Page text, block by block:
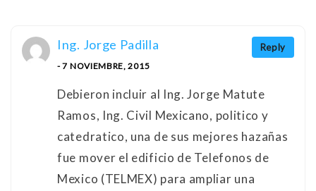
Reply
Ing. Jorge Padilla
- 7 NOVIEMBRE, 2015
Debieron incluir al Ing. Jorge Matute
Ramos, Ing. Civil Mexicano, politico y
catedratico, una de sus mejores hazañas
fue mover el edificio de Telefonos de
Mexico (TELMEX) para ampliar una